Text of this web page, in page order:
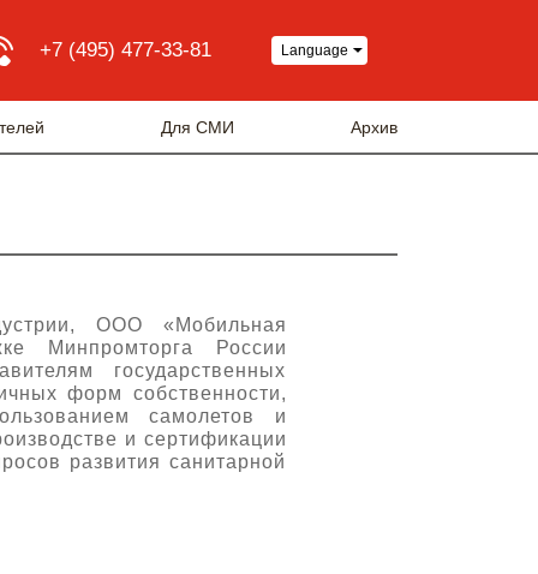
+7 (495) 477-33-81 Language
Для СМИ Архив
ООО «Мобильная
Минпромторга России
государственных
форм собственности,
самолетов и
и сертификации
развития санитарной